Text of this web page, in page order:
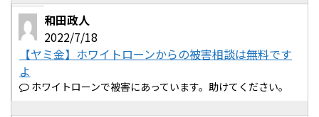
和田政人
2022/7/18
【ヤミ金】ホワイトローンからの被害相談は無料です
よ
ホワイトローンで被害にあっています。助けてください。